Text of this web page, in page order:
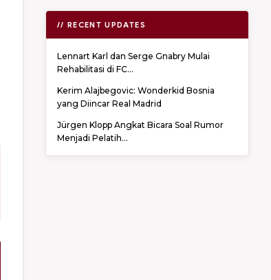
// RECENT UPDATES
Lennart Karl dan Serge Gnabry Mulai
Rehabilitasi di FC...
Kerim Alajbegovic: Wonderkid Bosnia
yang Diincar Real Madrid
Jürgen Klopp Angkat Bicara Soal Rumor
Menjadi Pelatih...